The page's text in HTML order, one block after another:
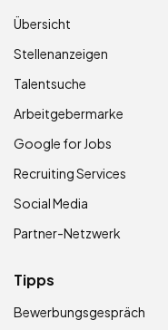
Übersicht
Stellenanzeigen
Talentsuche
Arbeitgebermarke
Google for Jobs
Recruiting Services
Social Media
Partner-Netzwerk
Tipps
Bewerbungsgespräch